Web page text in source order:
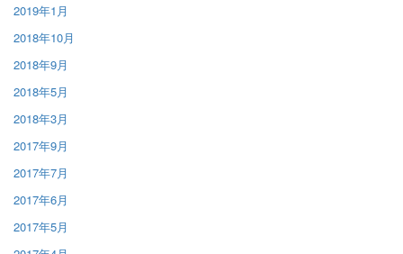
2019年1月
2018年10月
2018年9月
2018年5月
2018年3月
2017年9月
2017年7月
2017年6月
2017年5月